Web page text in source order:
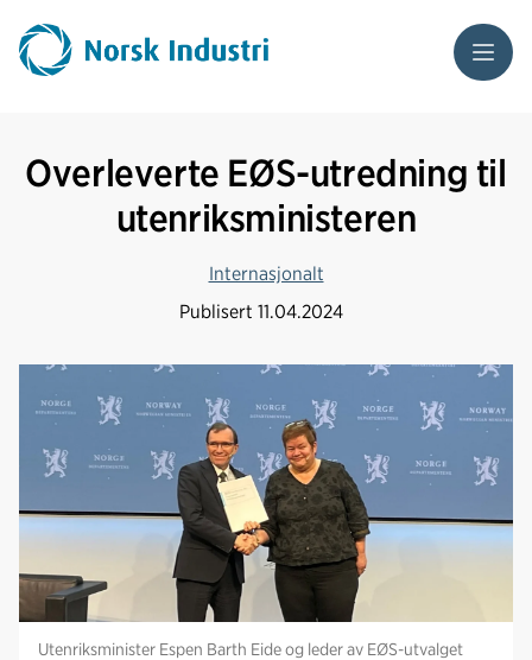
Meny
Overleverte EØS-utredning til
utenriksministeren
Internasjonalt
Publisert 11.04.2024
Utenriksminister Espen Barth Eide og leder av EØS-utvalget